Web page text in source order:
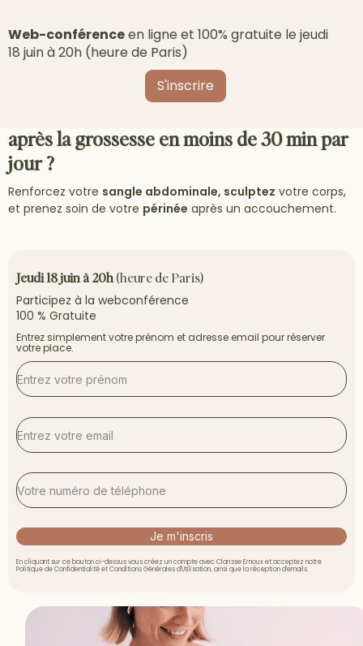
Web-conférenceen ligne et 100% gratuite le jeudi
18 juin à 20h (heure de Paris)
S'inscrire
après la grossesse en moins de 30 min par
jour ?
Renforcez votre sangle abdominale, sculptez votre corps,
et prenez soin de votre périnée après un accouchement.
Jeudi 18 juin à 20h(heure de Paris)
Participez à la webconférence
100 % Gratuite
Entrez simplement votre prénom et adresse email pour réserver
votre place.
Je m'inscris
En cliquant sur ce bouton ci-dessus vous créez un compte avec Clarisse Ernoux et acceptez notre
Politique de Confidentialité et Conditions Générales d'Utilisation, ainsi que la réception d'emails.